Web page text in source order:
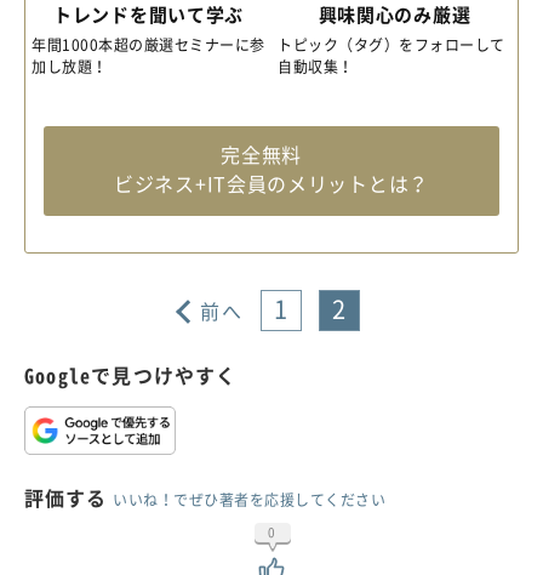
トレンドを聞いて学ぶ
年間1000本超の厳選セミナーに参
加し放題！
興味関心のみ厳選
トピック（タグ）をフォローして
自動収集！
完全無料
ビジネス+IT会員のメリットとは？
前へ 1 2
Googleで見つけやすく
評価する いいね！でぜひ著者を応援してください
0